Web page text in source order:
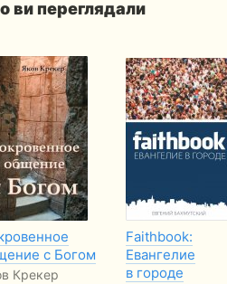
ви переглядали
с Богом
Крекер
Faithbook:
Евангелие
в городе